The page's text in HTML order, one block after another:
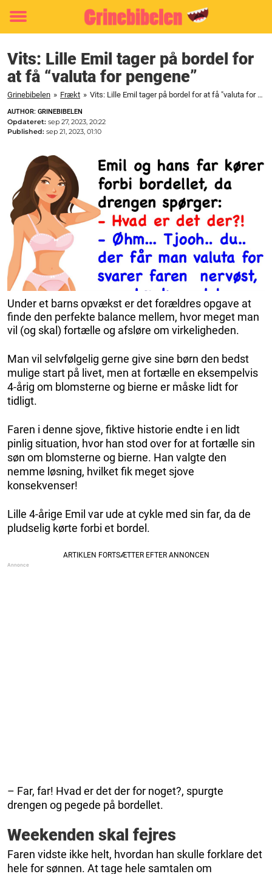
Toggle
Vits: Lille Emil tager på bordel for
at få “valuta for pengene”
Grinebibelen » Frækt » Vits: Lille Emil tager på bordel for at få "valuta for pengene"
AUTHOR: GRINEBIBELEN
Opdateret: sep 27, 2023, 20:22
Published: sep 21, 2023, 01:10
Under et barns opvækst er det forældres opgave at
finde den perfekte balance mellem, hvor meget man
vil (og skal) fortælle og afsløre om virkeligheden.
Man vil selvfølgelig gerne give sine børn den bedst
mulige start på livet, men at fortælle en eksempelvis
4-årig om blomsterne og bierne er måske lidt for
tidligt.
Faren i denne sjove, fiktive historie endte i en lidt
pinlig situation, hvor han stod over for at fortælle sin
søn om blomsterne og bierne. Han valgte den
nemme løsning, hvilket fik meget sjove
konsekvenser!
Lille 4-årige Emil var ude at cykle med sin far, da de
pludselig kørte forbi et bordel.
– Far, far! Hvad er det der for noget?, spurgte
drengen og pegede på bordellet.
Weekenden skal fejres
Faren vidste ikke helt, hvordan han skulle forklare det
hele for sønnen. At tage hele samtalen om